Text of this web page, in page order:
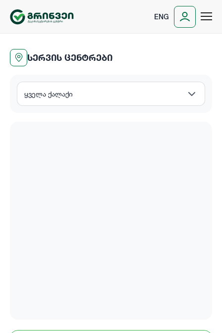
ENG
ᲡᲔᲠᲕᲘᲡ ᲪᲔᲜᲢᲠᲔᲑᲘ
ყველა ქალაქი